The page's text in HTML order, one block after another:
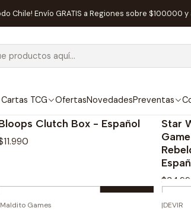
TCG OfertasNovedadesPreventas
Chile! Envío GRATIS a Regiones sobre $100.000
Inicio Juegos de Mesa Cartas
Cartas
Novedad
Clutch Box - Español
Star
Maldito Games |DEVIR